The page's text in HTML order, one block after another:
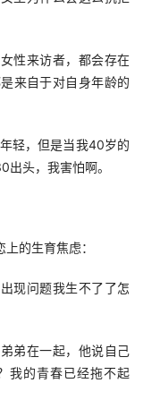
性来访者，都会存在
来自于对自身年龄的
轻，但是当我40岁的
头，我害怕啊。
的生育焦虑：
现问题我生不了了怎
弟在一起，他说自己
我的青春已经拖不起